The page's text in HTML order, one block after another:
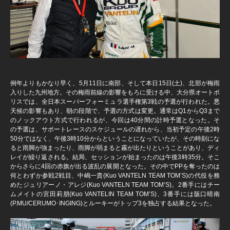
例年よりもかなり早く、5月11日に南部、そして本日15日(土)、北部が梅雨
入りした九州地方。その梅雨前線の影響をもろに受ける中、大分県オートポ
リスでは、全日本スーパーフォーミュラ選手権第3戦の予選が行われた。悪
天候の影響もあり、朝の段階で、予選の方式は変更。通常はQ1からQ3まで
のノックアウト方式で行われるが、今回は40分間の計時予選となった。そ
の予選は、サポートレースのスケジュールの遅れから、当初予定の午後2時
50分ではなく、午後3時10分からということになっていたが、その時刻にな
ると雨脚が強まったり、雨脚が弱まると霧が出たりということがあり、ディ
レイが繰り返される。結局、セッションが始まったのは午後3時35分。そこ
からさらに4回の赤旗が出る波乱の展開となった。その中でPPを奪ったのは
何とわずか参戦2戦目、中嶋一貴(Kuo VANTELN TEAM TOM’S)の代役を務
めたジュリアーノ・アレジ(Kuo VANTELN TEAM TOM’S)。2番手にはチー
ムメイトの宮田莉朋(Kuo VANTELIN TEAM TOM’S)、3番手には阪口晴南
(P.MU/CERUMO･INGING)とルーキーがトップ3を独占する結果となった。